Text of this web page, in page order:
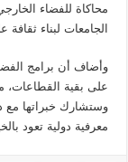
محاكاة للفضاء
الجامعات لبناء ثقافة
وأضاف أن برامج
على بقية القطاعات،
وستشارك خبراتها مع
معرفية دولية تعود